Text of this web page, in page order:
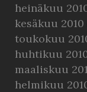
heinäkuu
kesäkuu 2010
toukokuu
huhtikuu
maaliskuu
helmikuu